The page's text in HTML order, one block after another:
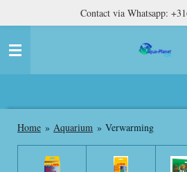
naar
hoofdinhoud
Contact via Whatsapp:
Home » Aquarium » Verwarming